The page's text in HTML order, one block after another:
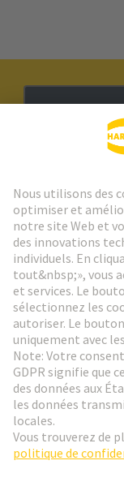
Aller à
Social Media
France